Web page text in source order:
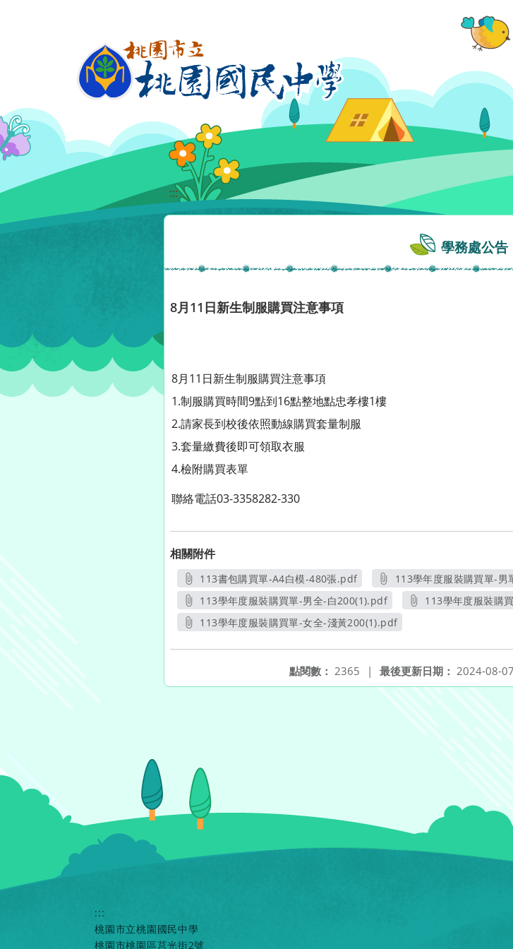
:::
學務處公告
8月11日新生制服購買注意事項
8月11日新生制服購買注意事項
1.制服購買時間9點到16點整地點忠孝樓1樓
2.請家長到校後依照動線購買套量制服
3.套量繳費後即可領取衣服
4.檢附購買表單
聯絡電話03-3358282-330
相關附件
113書包購買單-A4白模-480張.pdf
另開新視窗
113學年度服裝購買單-
另開
113學年度服裝購買單-男全-白200(1).pdf
另開新視窗
113學年度服裝購
113學年度服裝購買單-女全-淺黃200(1).pdf
最後更新日期： 2024-08-07
點閱數： 2365 |
:::
桃園市立桃園國民中學
桃園市桃園區莒光街2號